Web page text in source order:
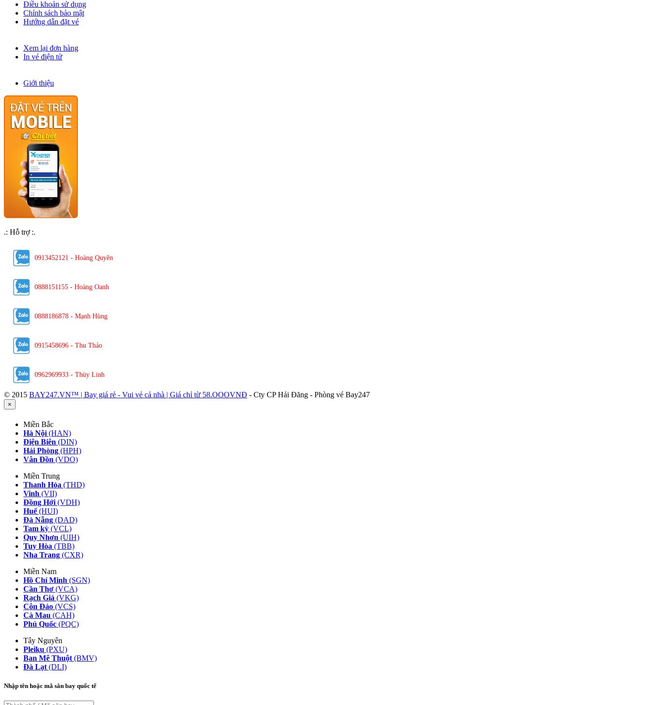
Điều khoản sử dụng
Chính sách bảo mật
Hướng dẫn đặt vé
Xem lại đơn hàng
In vé điện tử
Giới thiệu
.: Hỗ trợ :.
0913452121 - Hoàng Quyên
0888151155 - Hoàng Oanh
0888186878 - Mạnh Hùng
0915458696 - Thu Thảo
0962969933 - Thùy Linh
© 2015 BAY247.VN™ | Bay giá rẻ - Vui vẻ cả nhà | Giá chỉ từ 58.OOOVNĐ - Cty CP Hải Đăng - Phòng vé Bay247
×
Miền Bắc
Hà Nội (HAN)
Điện Biên (DIN)
Hải Phòng (HPH)
Vân Đồn (VDO)
Miền Trung
Thanh Hóa (THD)
Vinh (VII)
Đồng Hới (VDH)
Huế(HUI)
Đà Nẵng (DAD)
Tam kỳ (VCL)
Quy Nhơn (UIH)
Tuy Hòa (TBB)
Nha Trang (CXR)
Miền Nam
Hồ Chí Minh (SGN)
Cần Thơ (VCA)
Rạch Giá (VKG)
Côn Đảo (VCS)
Cà Mau (CAH)
Phú Quốc (PQC)
Tây Nguyên
Pleiku (PXU)
Ban Mê Thuột (BMV)
Đà Lạt (DLI)
Nhập tên hoặc mã sân bay quốc tế